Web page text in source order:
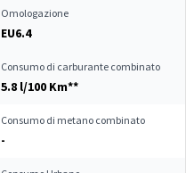
Omologazione
EU6.4
Consumo di carburante combinato
5.8 l/100 Km**
Consumo di metano combinato
-